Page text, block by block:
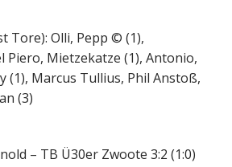
Tore): Olli, Pepp © (1),
Piero, Mietzekatze (1), Antonio,
(1), Marcus Tullius, Phil Anstoß,
(3)
– TB Ü30er Zwoote 3:2 (1:0)